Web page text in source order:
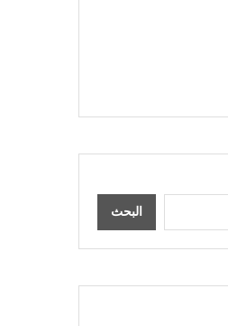
البحث